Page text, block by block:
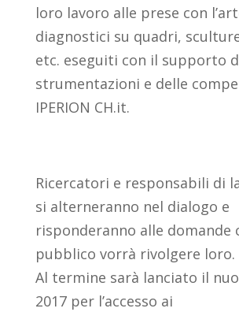
loro lavoro alle prese con
diagnostici su quadri,
etc. eseguiti con il supporto
strumentazioni e delle
IPERION CH.it.
Ricercatori e responsabili di
si alterneranno nel dialogo e
risponderanno alle domande
pubblico vorrà rivolgere loro.
Al termine sarà lanciato il
2017 per l’accesso ai